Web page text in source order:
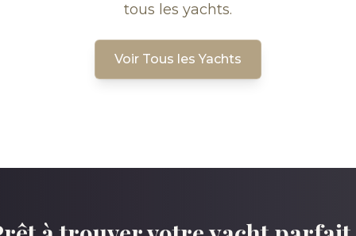
tous les yachts.
Voir Tous les Yachts